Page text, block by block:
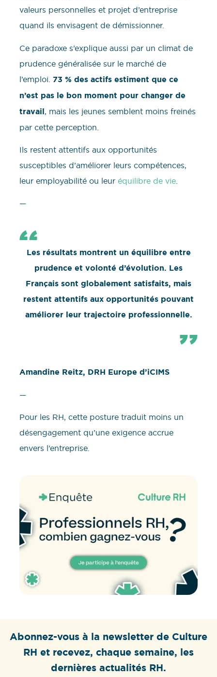
valeurs personnelles et projet d’entreprise
quand ils envisagent de démissionner.
Ce paradoxe s’explique aussi par un climat de
prudence généralisée sur le marché de
l’emploi. 73 % des actifs estiment que ce
n’est pas le bon moment pour changer de
travail, mais les jeunes semblent moins freinés
par cette perception.
Ils restent attentifs aux opportunités
susceptibles d’améliorer leurs compétences,
leur employabilité ou leur équilibre de vie
—
Les résultats montrent un équilibre entre
prudence et volonté d’évolution. Les
Français sont globalement satisfaits, mais
restent attentifs aux opportunités pouvant
améliorer leur trajectoire professionnelle.
Amandine Reitz, DRH Europe d’iCIMS
—
Pour les RH, cette posture traduit moins un
désengagement qu’une exigence accrue
envers l’entreprise.
Abonnez-vous à la newsletter de Culture
RH et recevez, chaque semaine, les
dernières actualités RH.